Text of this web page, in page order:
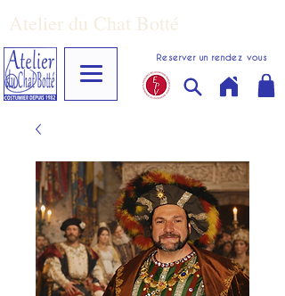
Reserver un rendez vous
Atelier du Chat Botté